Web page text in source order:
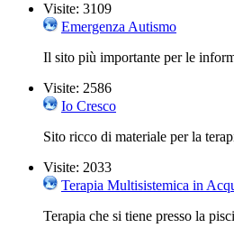
Visite: 3109
Emergenza Autismo
Il sito più importante per le
Visite: 2586
Io Cresco
Sito ricco di materiale per la
Visite: 2033
Terapia Multisistemica in
Terapia che si tiene presso la